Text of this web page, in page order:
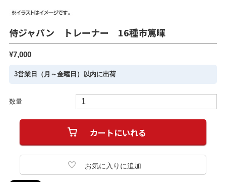
侍ジャパン トレーナー 16種市篤暉
¥7,000
3営業日（月～金曜日）以内に出荷
数量